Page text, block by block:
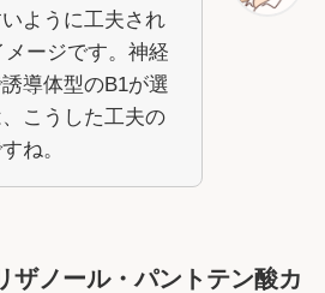
ように工夫され
ージです。神経
導体型のB1が選
こうした工夫の
ね。
ザノール・パントテン酸カ